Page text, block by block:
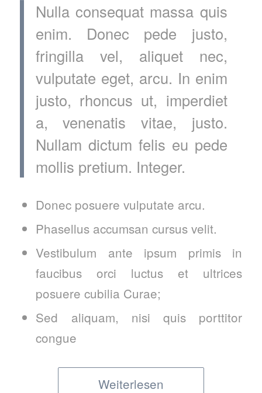
Nulla consequat massa quis
enim. Donec pede justo,
fringilla vel, aliquet nec,
vulputate eget, arcu. In enim
justo, rhoncus ut, imperdiet
a, venenatis vitae, justo.
Nullam dictum felis eu pede
mollis pretium. Integer.
Donec posuere vulputate arcu.
Phasellus accumsan cursus velit.
Vestibulum ante ipsum primis in
faucibus orci luctus et ultrices
posuere cubilia Curae;
Sed aliquam, nisi quis porttitor
congue
Weiterlesen